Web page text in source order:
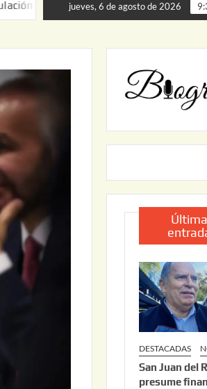
de Puerta de Palmillas
jueves, 6 de agosto de 2026
DESTACADAS
San Juan del
presume